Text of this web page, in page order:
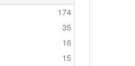
174
35
16
15